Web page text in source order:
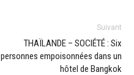
Suivant
THAÏLANDE – SOCIÉTÉ : Six
personnes empoisonnées dans un
hôtel de Bangkok